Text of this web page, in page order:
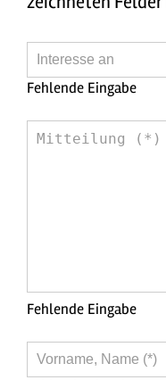
Interesse
an
Fehlende Eingabe
Mitteilung
Fehlende Eingabe
Vorname,
Name